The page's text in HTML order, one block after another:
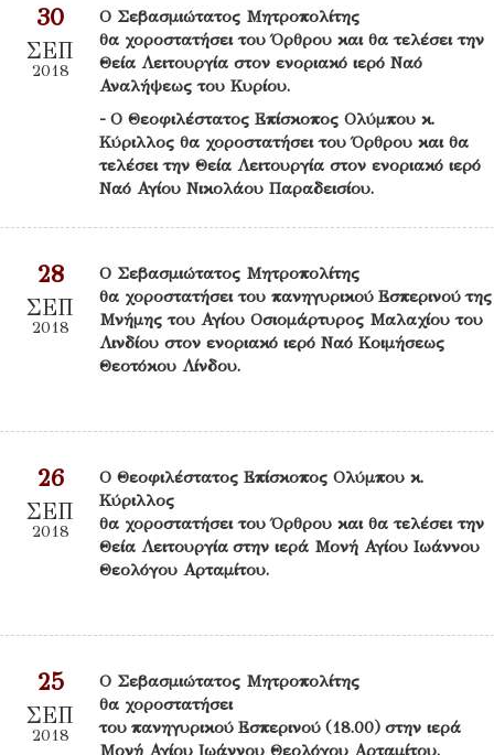
30
ΣΕΠ
2018
Ο Σεβασμιώτατος Μητροπολίτης
θα χοροστατήσει του Όρθρου και θα τελέσει την
Θεία Λειτουργία στον ενοριακό ιερό Ναό
Αναλήψεως του Κυρίου.
- Ο Θεοφιλέστατος Επίσκοπος Ολύμπου κ.
Κύριλλος θα χοροστατήσει του Όρθρου και θα
τελέσει την Θεία Λειτουργία στον ενοριακό ιερό
Ναό Αγίου Νικολάου Παραδεισίου.
28
ΣΕΠ
2018
Ο Σεβασμιώτατος Μητροπολίτης
θα χοροστατήσει του πανηγυρικού Εσπερινού της
Μνήμης του Αγίου Οσιομάρτυρος Μαλαχίου του
Λινδίου στον ενοριακό ιερό Ναό Κοιμήσεως
Θεοτόκου Λίνδου.
26
ΣΕΠ
2018
Ο Θεοφιλέστατος Επίσκοπος Ολύμπου κ.
Κύριλλος
θα χοροστατήσει του Όρθρου και θα τελέσει την
Θεία Λειτουργία στην ιερά Μονή Αγίου Ιωάννου
Θεολόγου Αρταμίτου.
25
ΣΕΠ
2018
Ο Σεβασμιώτατος Μητροπολίτης
θα χοροστατήσει
του πανηγυρικού Εσπερινού (18.00) στην ιερά
Μονή Αγίου Ιωάννου Θεολόγου Αρταμίτου.